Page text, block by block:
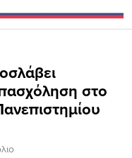
στο